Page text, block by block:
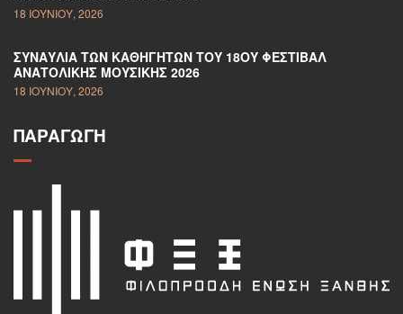
18 ΙΟΥΝΊΟΥ, 2026
ΣΥΝΑΥΛΊΑ ΤΩΝ ΚΑΘΗΓΗΤΏΝ ΤΟΥ 18ΟΥ ΦΕΣΤΙΒΆΛ
ΑΝΑΤΟΛΙΚΉΣ ΜΟΥΣΙΚΉΣ 2026
18 ΙΟΥΝΊΟΥ, 2026
ΠΑΡΑΓΩΓΉ